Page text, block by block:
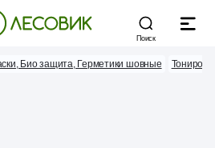
Поиск
Био защита, Герметики шовные